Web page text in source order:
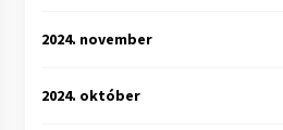
2024. november
2024. október